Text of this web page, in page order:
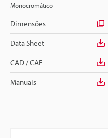
Monocromático
Dimensões
Data Sheet
CAD / CAE
Manuais